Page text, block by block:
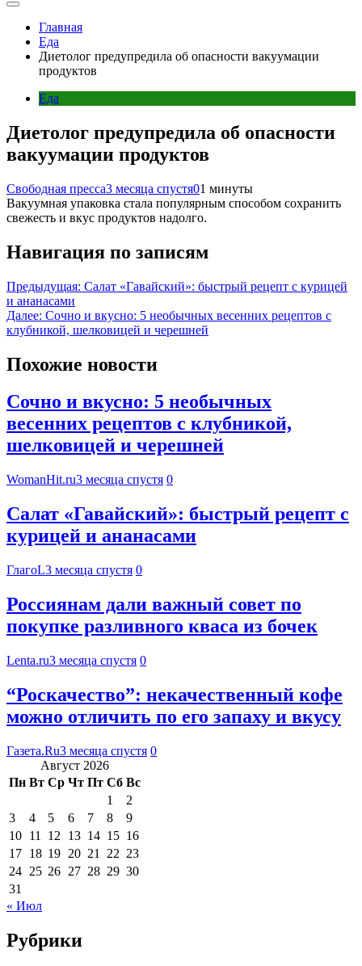
Главная
Еда
Диетолог предупредила об опасности вакуумации
продуктов
Еда
Диетолог предупредила об опасности
вакуумации продуктов
Свободная пресса3 месяца спустя01 минуты
Вакуумная упаковка стала популярным способом сохранить
свежесть и вкус продуктов надолго.
Навигация по записям
Предыдущая: Салат «Гавайский»: быстрый рецепт с курицей
и ананасами
Далее: Сочно и вкусно: 5 необычных весенних рецептов с
клубникой, шелковицей и черешней
Похожие новости
Сочно и вкусно: 5 необычных
весенних рецептов с клубникой,
шелковицей и черешней
WomanHit.ru3 месяца спустя 0
Салат «Гавайский»: быстрый рецепт с
курицей и ананасами
ГлагоL3 месяца спустя 0
Россиянам дали важный совет по
покупке разливного кваса из бочек
Lenta.ru3 месяца спустя 0
“Роскачество”: некачественный кофе
можно отличить по его запаху и вкусу
Газета.Ru3 месяца спустя 0
Август 2026
Пн Вт Ср Чт Пт Сб Вс
1
2
3
4 5 6 7 8
9
10 11 12 13 14 15 16
17 18 19 20 21 22 23
24 25 26 27 28 29 30
31
« Июл
Рубрики